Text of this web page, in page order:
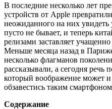
В последние несколько лет
устройств от Apple
неожиданного на них увидеть
пусто не бывает, и теперь
релизами заставляет
Меньше месяца назад в
несколько флагманов
рассказывали, а сегодня речь
который воображение может
обзавестись таким
Содержание